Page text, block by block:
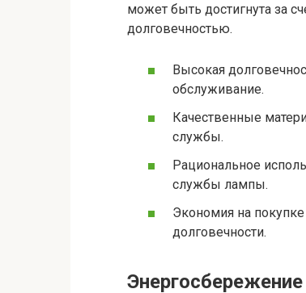
может быть достигнута за
долговечностью.
Высокая
обслуживание.
Качественные
службы.
Рациональное
службы лампы.
Экономия на
долговечности.